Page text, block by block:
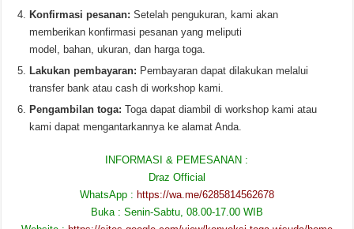
Konfirmasi pesanan: Setelah pengukuran, kami akan
memberikan konfirmasi pesanan yang meliputi
model, bahan, ukuran, dan harga toga.
Lakukan pembayaran: Pembayaran dapat dilakukan melalui
transfer bank atau cash di workshop kami.
Pengambilan toga: Toga dapat diambil di workshop kami atau
kami dapat mengantarkannya ke alamat Anda.
INFORMASI & PEMESANAN :
Draz Official
WhatsApp : https://wa.me/6285814562678
Buka : Senin-Sabtu, 08.00-17.00 WIB